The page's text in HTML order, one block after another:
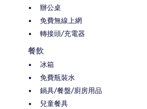
辦公桌
免費無線上網
轉接頭/充電器
餐飲
冰箱
免費瓶裝水
鍋具/餐盤/廚房用品
兒童餐具